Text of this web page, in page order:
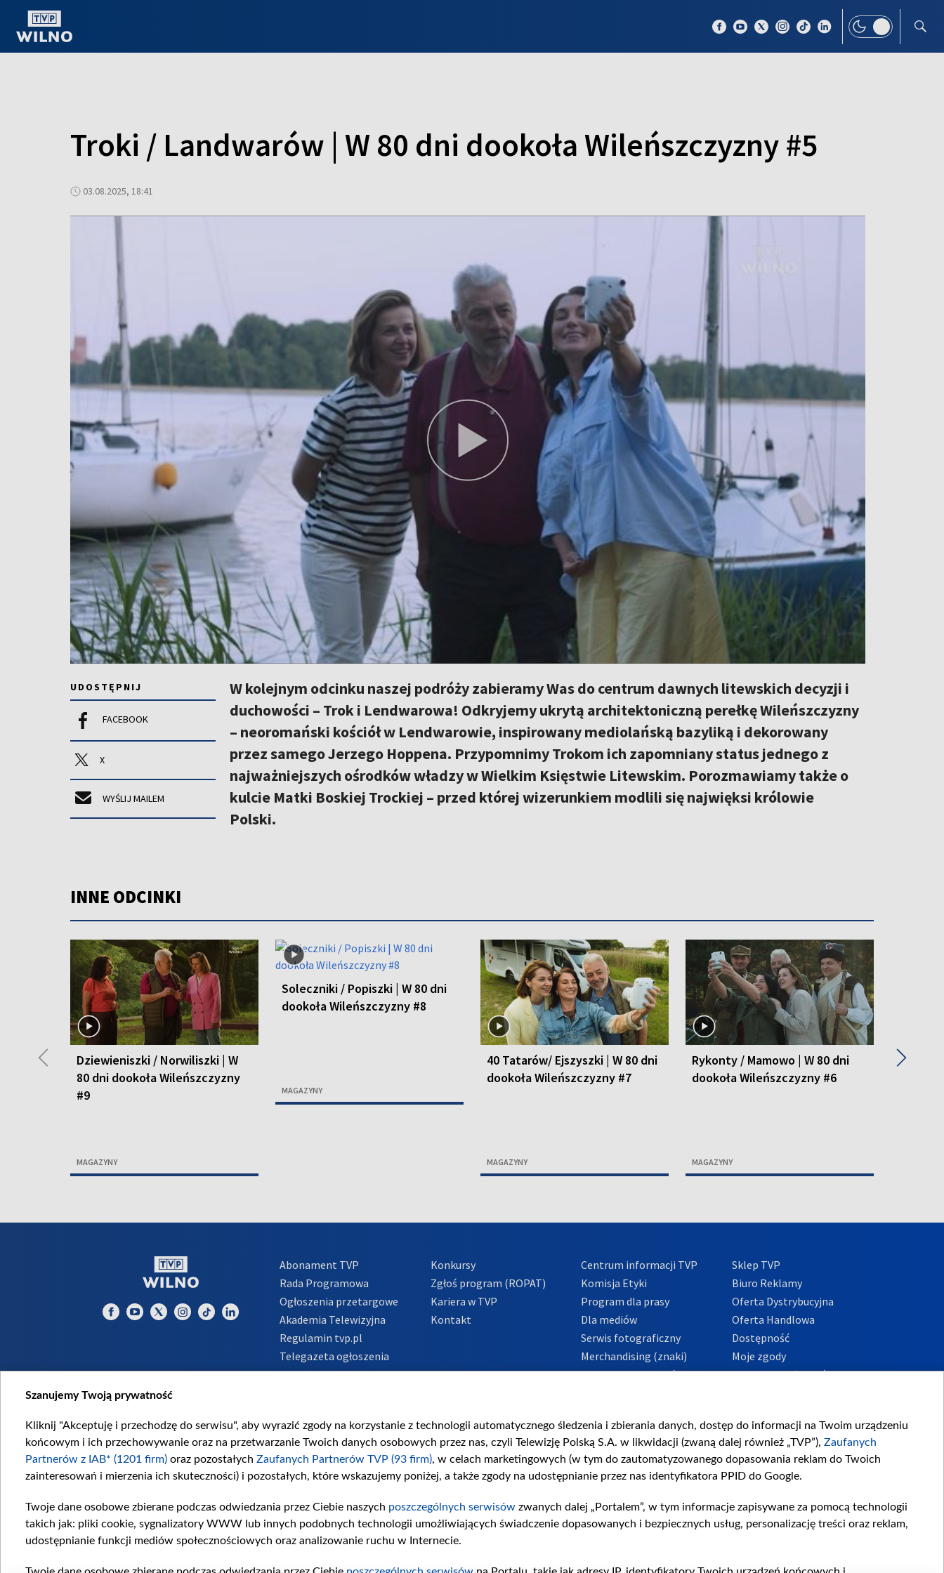
Troki / Landwarów | W 80 dni dookoła Wileńszczyzny #5
03.08.2025, 18:41
UDOSTĘPNIJ
FACEBOOK
X
WYŚLIJ MAILEM
W kolejnym odcinku naszej podróży zabieramy Was do centrum dawnych litewskich decyzji i
duchowości – Trok i Lendwarowa! Odkryjemy ukrytą architektoniczną perełkę Wileńszczyzny
– neoromański kościół w Lendwarowie, inspirowany mediolańską bazyliką i dekorowany
przez samego Jerzego Hoppena. Przypomnimy Trokom ich zapomniany status jednego z
najważniejszych ośrodków władzy w Wielkim Księstwie Litewskim. Porozmawiamy także o
kulcie Matki Boskiej Trockiej – przed której wizerunkiem modlili się najwięksi królowie
Polski.
INNE ODCINKI
Dziewieniszki / Norwiliszki | W
80 dni dookoła Wileńszczyzny
#9
MAGAZYNY
Soleczniki / Popiszki | W 80 dni
dookoła Wileńszczyzny #8
MAGAZYNY
40 Tatarów/ Ejszyszki | W 80 dni
dookoła Wileńszczyzny #7
MAGAZYNY
Rykonty / Mamowo | W 80 dni
dookoła Wileńszczyzny #6
MAGAZYNY
◀ ▶
Abonament TVP
Rada Programowa
Ogłoszenia przetargowe
Akademia Telewizyjna
Regulamin tvp.pl
Telegazeta ogłoszenia
Informacje o nadawcy
Konkursy
Zgłoś program (ROPAT)
Kariera w TVP
Kontakt
Centrum informacji TVP
Komisja Etyki
Program dla prasy
Dla mediów
Serwis fotograficzny
Merchandising (znaki)
Polityka Prywatności
Sklep TVP
Biuro Reklamy
Oferta Dystrybucyjna
Oferta Handlowa
Dostępność
Moje zgody
Procedura zgłoszeń
Szanujemy Twoją prywatność
Kliknij "Akceptuję i przechodzę do serwisu", aby wyrazić zgody na korzystanie z technologii automatycznego śledzenia i zbierania danych, dostęp do informacji na Twoim urządzeniu
końcowym i ich przechowywanie oraz na przetwarzanie Twoich danych osobowych przez nas, czyli Telewizję Polską S.A. w likwidacji (zwaną dalej również „TVP”), Zaufanych
Partnerów z IAB* (1201 firm) oraz pozostałych Zaufanych Partnerów TVP (93 firm), w celach marketingowych (w tym do zautomatyzowanego dopasowania reklam do Twoich
zainteresowań i mierzenia ich skuteczności) i pozostałych, które wskazujemy poniżej, a także zgody na udostępnianie przez nas identyfikatora PPID do Google.
Twoje dane osobowe zbierane podczas odwiedzania przez Ciebie naszych poszczególnych serwisów zwanych dalej „Portalem”, w tym informacje zapisywane za pomocą technologii
takich jak: pliki cookie, sygnalizatory WWW lub innych podobnych technologii umożliwiających świadczenie dopasowanych i bezpiecznych usług, personalizację treści oraz reklam,
udostępnianie funkcji mediów społecznościowych oraz analizowanie ruchu w Internecie.